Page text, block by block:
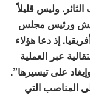
وليس قليلاً
ورئيس مجلس
إذ دعا هؤلاء
عبر العملية
على تيسيرها”.
المناصب التي